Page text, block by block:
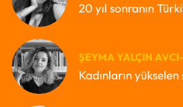
20 yıl sonranın
ŞEYMA YALÇIN
Kadınların